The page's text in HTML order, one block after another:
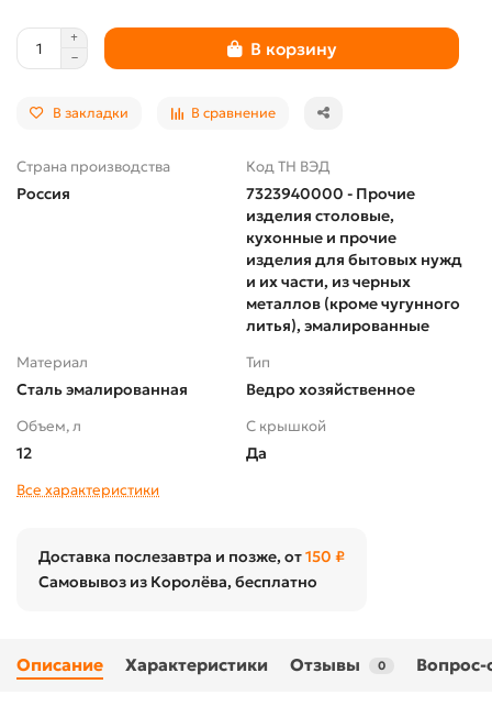
В корзину
В закладки В сравнение
Страна производства
Россия
Код ТН ВЭД
7323940000 - Прочие
изделия столовые,
кухонные и прочие
изделия для бытовых нужд
и их части, из черных
металлов (кроме чугунного
литья), эмалированные
Материал
Сталь эмалированная
Тип
Ведро хозяйственное
Объем, л
12
С крышкой
Да
Все характеристики
Доставка послезавтра и позже, от150 ₽
Самовывоз из Королёва, бесплатно
Описание Характеристики Отзывы 0 Вопрос-